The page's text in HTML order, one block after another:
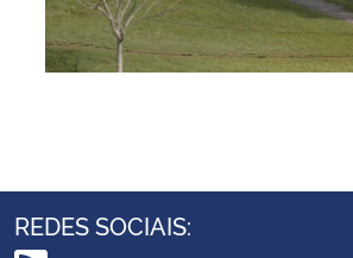
REDES SOCIAIS: